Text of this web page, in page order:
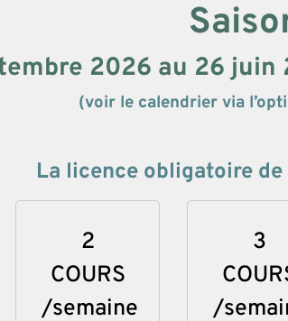
2026 au 26 juin
(voir le calendrier via
La licence obligatoire
2
COURS
/semaine
3
/